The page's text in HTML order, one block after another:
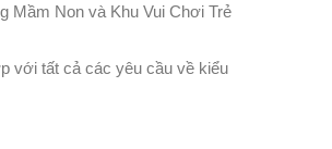
Mầm Non và Khu Vui Chơi Trẻ
với tất cả các yêu cầu về kiểu